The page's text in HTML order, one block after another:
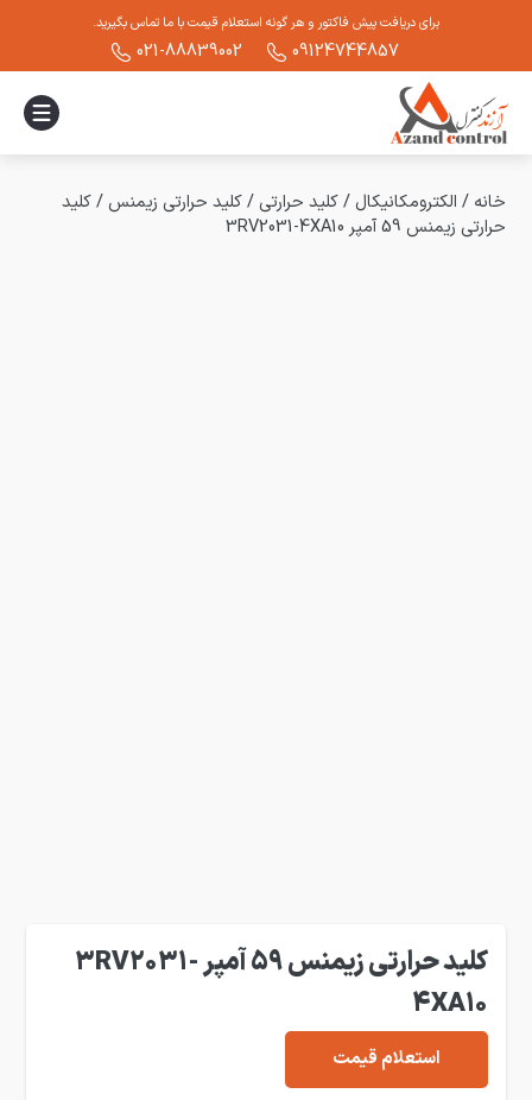
برای دریافت پیش فاکتور و هر گونه استعلام قیمت با ما تماس بگیرید.
09124744857
021-88839002
خانه / الکترومکانیکال /کلید حرارتی /کلید حرارتی زیمنس /کلید
حرارتی زیمنس 59 آمپر 3RV2031-4XA10
کلید حرارتی زیمنس 59 آمپر 3RV2031-
4XA10
استعلام قیمت